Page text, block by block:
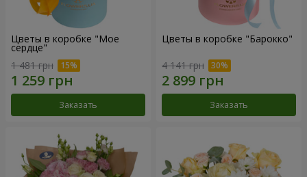
Цветы в коробке "Мое
сердце"
1 481 грн
Заказать
Цветы в коробке "Барокко"
4 141 грн
Заказать